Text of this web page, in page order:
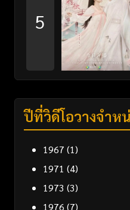
5
ปีที่วิดีโอวางจำห
1967 (1)
1971 (4)
1973 (3)
1976 (7)